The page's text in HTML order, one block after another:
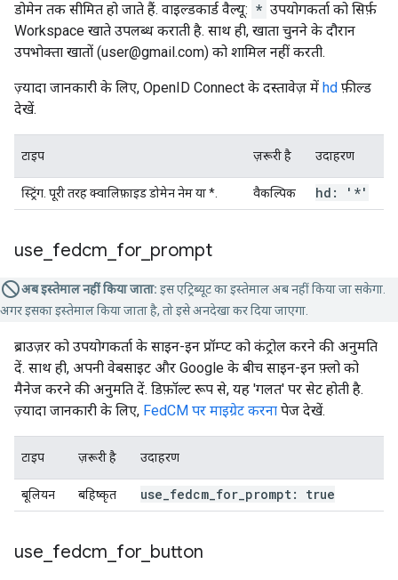
डोमेन तक सीमित हो जाते हैं. वाइल्डकार्ड वैल्यू: * उपयोगकर्ता को सिर्फ़
Workspace खाते उपलब्ध कराती है. साथ ही, खाता चुनने के दौरान
उपभोक्ता खातों (user@gmail.com) को शामिल नहीं करती.
ज़्यादा जानकारी के लिए, OpenID Connect के दस्तावेज़ में hd फ़ील्ड
देखें.
टाइप ज़रूरी है उदाहरण
स्ट्रिंग. पूरी तरह क्वालिफ़ाइड डोमेन नेम या *. वैकल्पिक hd: '*'
use fedcm for prompt
अब इस्तेमाल नहीं किया जाता: इस एट्रिब्यूट का इस्तेमाल अब नहीं किया जा सकेगा.
अगर इसका इस्तेमाल किया जाता है, तो इसे अनदेखा कर दिया जाएगा.
ब्राउज़र को उपयोगकर्ता के साइन-इन प्रॉम्प्ट को कंट्रोल करने की अनुमति
दें. साथ ही, अपनी वेबसाइट और Google के बीच साइन-इन फ़्लो को
मैनेज करने की अनुमति दें. डिफ़ॉल्ट रूप से, यह 'गलत' पर सेट होती है.
ज़्यादा जानकारी के लिए, FedCM पर माइग्रेट करना पेज देखें.
टाइप ज़रूरी है उदाहरण
बूलियन बहिष्कृत use fedcm for prompt: true
use fedcm for button